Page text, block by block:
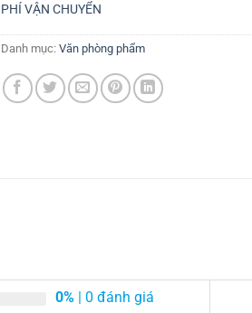
PHÍ VẬN CHUYỂN
Danh mục: Văn phòng phẩm
0% | 0 đánh giá